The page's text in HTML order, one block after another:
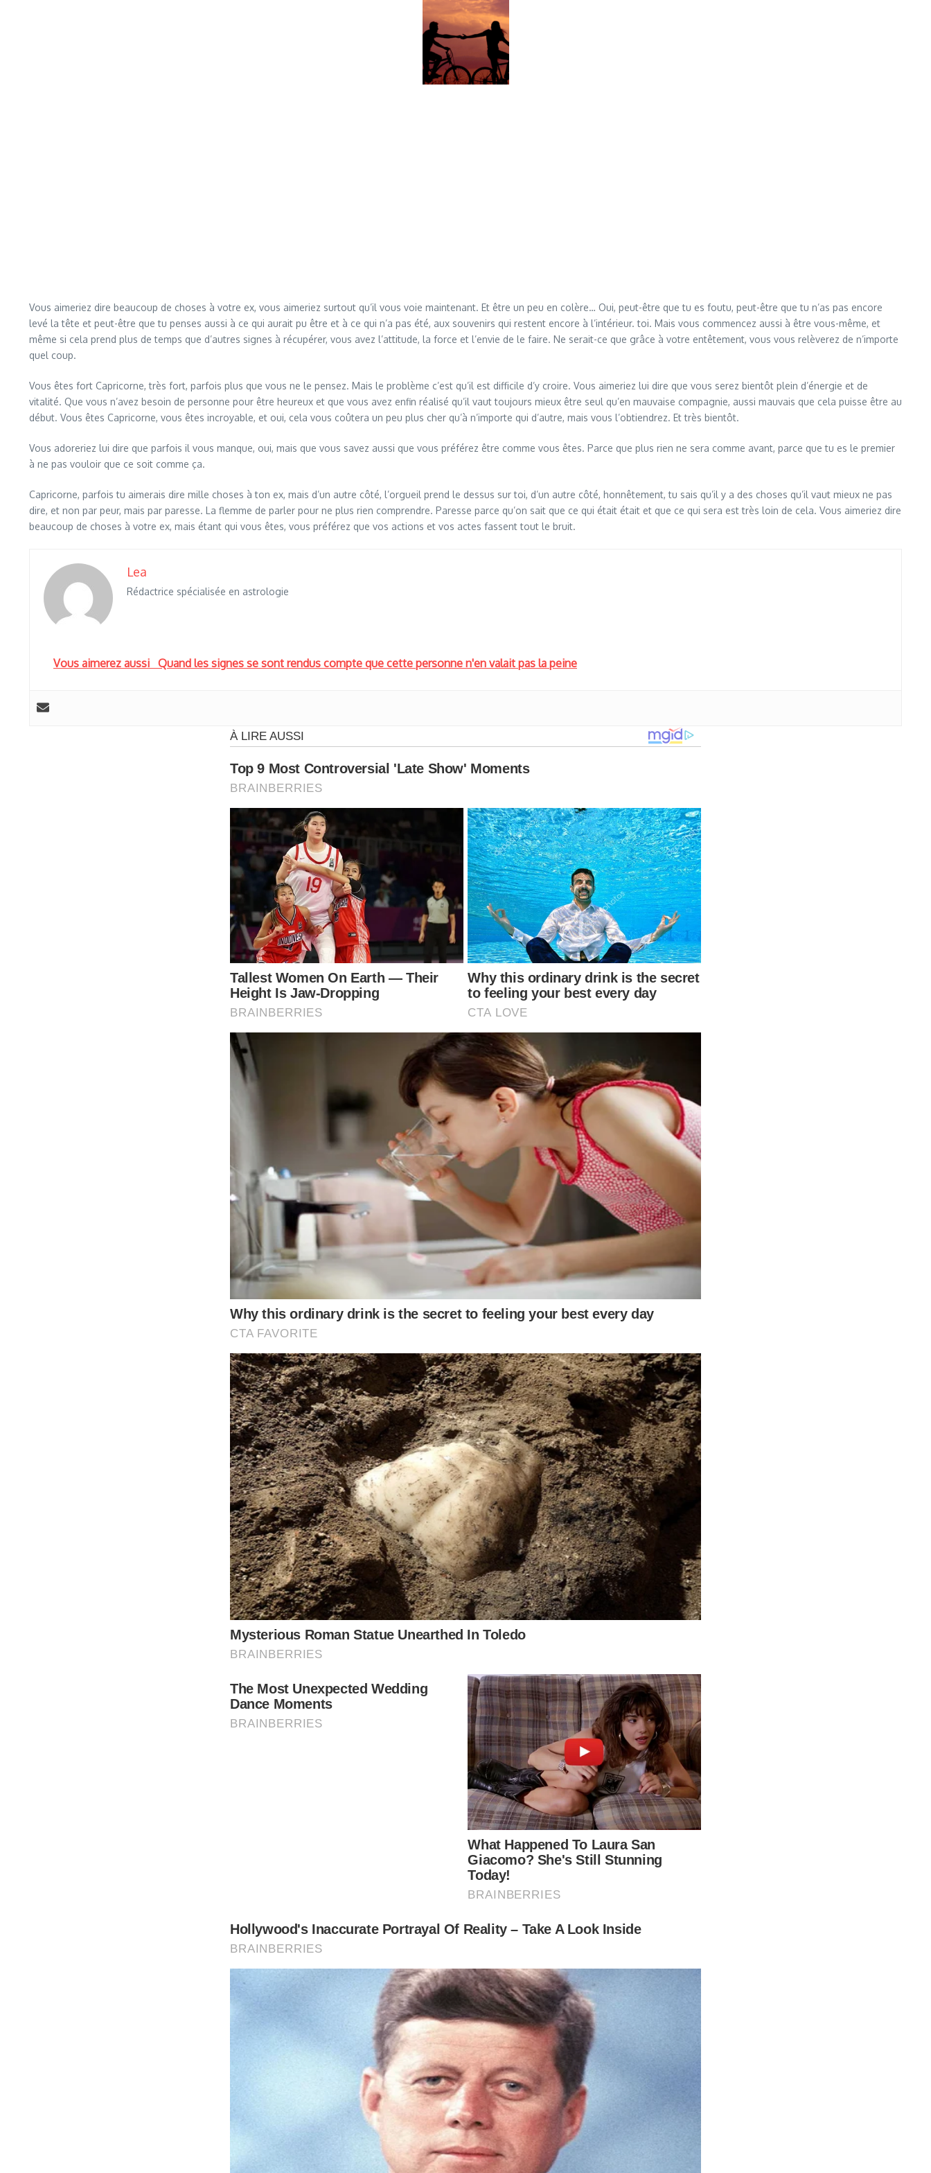
Vous aimeriez dire beaucoup de choses à votre ex, vous aimeriez surtout qu’il vous voie maintenant. Et être un peu en colère… Oui, peut-être que tu es foutu, peut-être que tu n’as pas encore
levé la tête et peut-être que tu penses aussi à ce qui aurait pu être et à ce qui n’a pas été, aux souvenirs qui restent encore à l’intérieur. toi. Mais vous commencez aussi à être vous-même, et
même si cela prend plus de temps que d’autres signes à récupérer, vous avez l’attitude, la force et l’envie de le faire. Ne serait-ce que grâce à votre entêtement, vous vous relèverez de n’importe
quel coup.
Vous êtes fort Capricorne, très fort, parfois plus que vous ne le pensez. Mais le problème c’est qu’il est difficile d’y croire. Vous aimeriez lui dire que vous serez bientôt plein d’énergie et de
vitalité. Que vous n’avez besoin de personne pour être heureux et que vous avez enfin réalisé qu’il vaut toujours mieux être seul qu’en mauvaise compagnie, aussi mauvais que cela puisse être au
début. Vous êtes Capricorne, vous êtes incroyable, et oui, cela vous coûtera un peu plus cher qu’à n’importe qui d’autre, mais vous l’obtiendrez. Et très bientôt.
Vous adoreriez lui dire que parfois il vous manque, oui, mais que vous savez aussi que vous préférez être comme vous êtes. Parce que plus rien ne sera comme avant, parce que tu es le premier
à ne pas vouloir que ce soit comme ça.
Capricorne, parfois tu aimerais dire mille choses à ton ex, mais d’un autre côté, l’orgueil prend le dessus sur toi, d’un autre côté, honnêtement, tu sais qu’il y a des choses qu’il vaut mieux ne pas
dire, et non par peur, mais par paresse. La flemme de parler pour ne plus rien comprendre. Paresse parce qu’on sait que ce qui était était et que ce qui sera est très loin de cela. Vous aimeriez dire
beaucoup de choses à votre ex, mais étant qui vous êtes, vous préférez que vos actions et vos actes fassent tout le bruit.
Lea
Rédactrice spécialisée en astrologie
Vous aimerez aussi Quand les signes se sont rendus compte que cette personne n'en valait pas la peine